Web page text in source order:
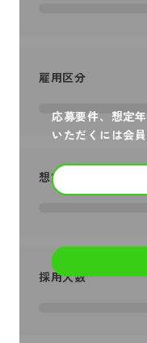
応募要件、想定
いただくには会
雇用区分
想定年収
採用人数